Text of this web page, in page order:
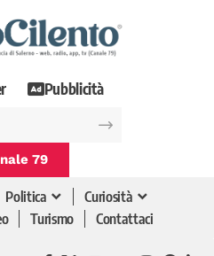
Pubblicità
79
Politica
Curiosità
Turismo Contattaci